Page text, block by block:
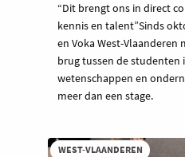
“Dit brengt ons in direct
kennis en talent”Sinds
en Voka West-Vlaanderen
brug tussen de studenten
wetenschappen en
meer dan een stage.
WEST-VLAANDEREN